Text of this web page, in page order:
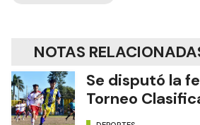
NOTAS
Se disputó la
Torneo